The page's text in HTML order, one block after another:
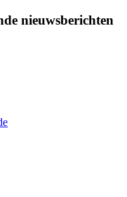
nieuwsberichten